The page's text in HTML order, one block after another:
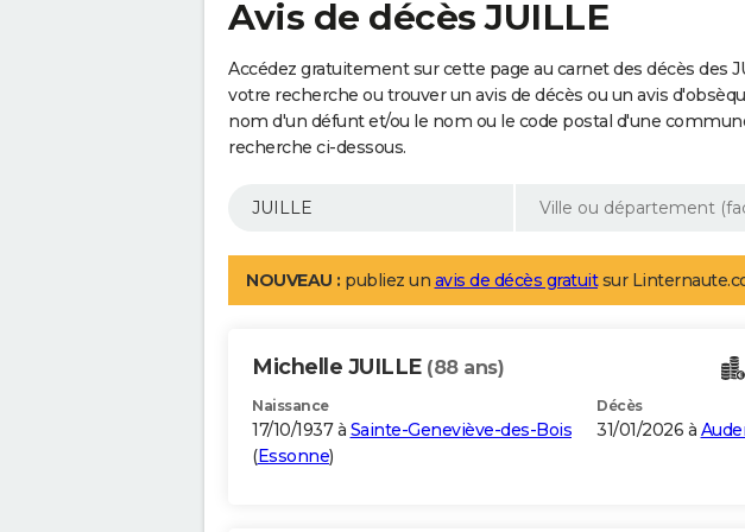
Avis de décès JUILLE
Accédez gratuitement sur cette page au carnet des décès des
votre recherche ou trouver un avis de décès ou un avis
nom d'un défunt et/ou le nom ou le code postal d'une
recherche ci-dessous.
NOUVEAU : publiez un avis de décès gratuitsur
Michelle JUILLE (88 ans)
Naissance
17/10/1937 à Sainte-Geneviève-des-Bois
(Essonne)
Décès
31/01/2026 à